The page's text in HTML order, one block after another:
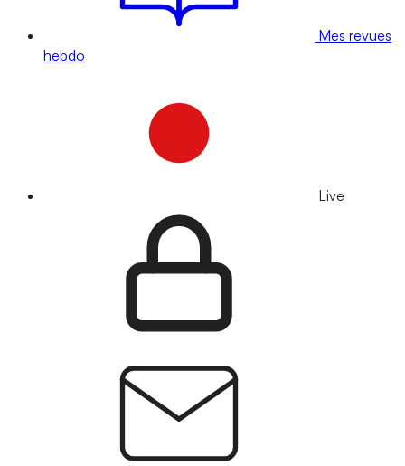
Mes revues
hebdo
Live